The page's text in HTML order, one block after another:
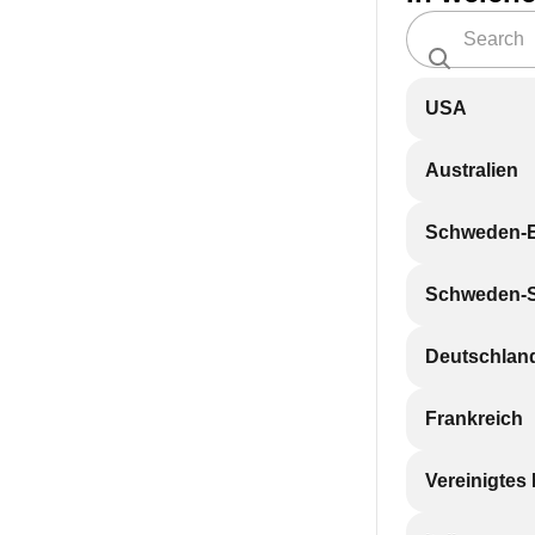
USA
Australien
Schweden-
Schweden-
Frankreich
Vereinigtes